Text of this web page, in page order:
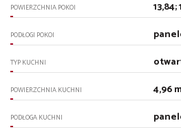
POWIERZCHNIA POKOI 13,84;
PODŁOGI POKOI
TYP KUCHNI
POWIERZCHNIA KUCHNI 4,96
PODŁOGA KUCHNI